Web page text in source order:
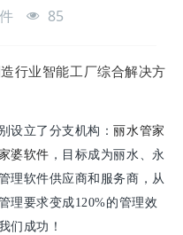
85
行业智能工厂综合解决方
设立了分支机构： 丽水管家
婆软件 ，目标成为丽水、永
理软件供应商和服务商，从
理要求变成120%的管理效
们成功！